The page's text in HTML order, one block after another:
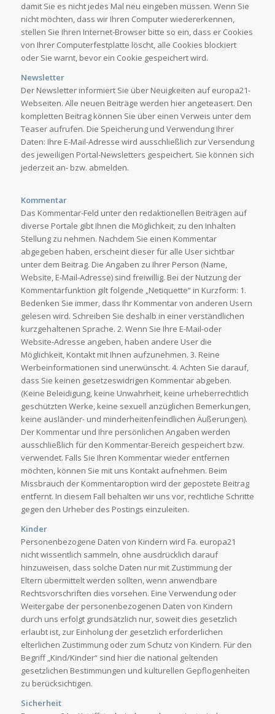
damit Sie es nicht jedes Mal neu eingeben müssen. Wenn Sie
nicht möchten, dass wir Ihren Computer wiedererkennen,
stellen Sie Ihren Internet-Browser bitte so ein, dass er Cookies
von Ihrer Computerfestplatte löscht, alle Cookies blockiert
oder Sie warnt, bevor ein Cookie gespeichert wird.
Newsletter
Der Newsletter informiert Sie über Neuigkeiten auf europa21-
Webseiten. Alle neuen Beiträge werden hier angeteasert. Den
kompletten Beitrag können Sie über einen Verweis unter dem
Teaser aufrufen. Die Speicherung und Verwendung Ihrer
Daten: Ihre E-Mail-Adresse wird ausschließlich zur Versendung
des jeweiligen Portal-Newsletters gespeichert. Sie können sich
jederzeit an- bzw. abmelden.
Kommentar
Das Kommentar-Feld unter den redaktionellen Beiträgen auf
diverse Portale gibt Ihnen die Möglichkeit, zu den Inhalten
Stellung zu nehmen. Nachdem Sie einen Kommentar
abgegeben haben, erscheint dieser für alle User sichtbar
unter dem Beitrag. Die Angaben zu Ihrer Person (Name,
Website, E-Mail-Adresse) sind freiwillig. Bei der Nutzung der
Kommentarfunktion gilt folgende „Netiquette“ in Kurzform: 1.
Bedenken Sie immer, dass Ihr Kommentar von anderen Usern
gelesen wird. Schreiben Sie deshalb in einer verständlichen
kurzgehaltenen Sprache. 2. Wenn Sie Ihre E-Mail-oder
Website-Adresse angeben, haben andere User die
Möglichkeit, Kontakt mit Ihnen aufzunehmen. 3. Reine
Werbeinformationen sind unerwünscht. 4. Achten Sie darauf,
dass Sie keinen gesetzeswidrigen Kommentar abgeben.
(Keine Beleidigung, keine Unwahrheit, keine urheberrechtlich
geschützten Werke, keine sexuell anzüglichen Bemerkungen,
keine ausländer- und minderheitenfeindlichen Äußerungen).
Der Kommentar und Ihre persönlichen Angaben werden
ausschließlich für den Kommentar-Bereich gespeichert bzw.
verwendet. Falls Sie Ihren Kommentar wieder entfernen
möchten, können Sie mit uns Kontakt aufnehmen. Beim
Missbrauch der Kommentaroption wird der gepostete Beitrag
entfernt. In diesem Fall behalten wir uns vor, rechtliche Schritte
gegen den Urheber des Postings einzuleiten.
Kinder
Personenbezogene Daten von Kindern wird Fa. europa21
nicht wissentlich sammeln, ohne ausdrücklich darauf
hinzuweisen, dass solche Daten nur mit Zustimmung der
Eltern übermittelt werden sollten, wenn anwendbare
Rechtsvorschriften dies vorsehen. Eine Verwendung oder
Weitergabe der personenbezogenen Daten von Kindern
durch uns erfolgt grundsätzlich nur, soweit dies gesetzlich
erlaubt ist, zur Einholung der gesetzlich erforderlichen
elterlichen Zustimmung oder zum Schutz von Kindern. Für den
Begriff „Kind/Kinder“ sind hier die national geltenden
gesetzlichen Bestimmungen und kulturellen Gepflogenheiten
zu berücksichtigen.
Sicherheit